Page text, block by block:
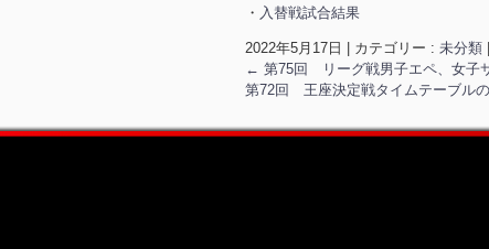
・ 入替戦試合結果
2022年5月17日 カテゴリー : 未分類
← 第75回 リーグ戦男子エペ、女子
第72回 王座決定戦タイムテーブル